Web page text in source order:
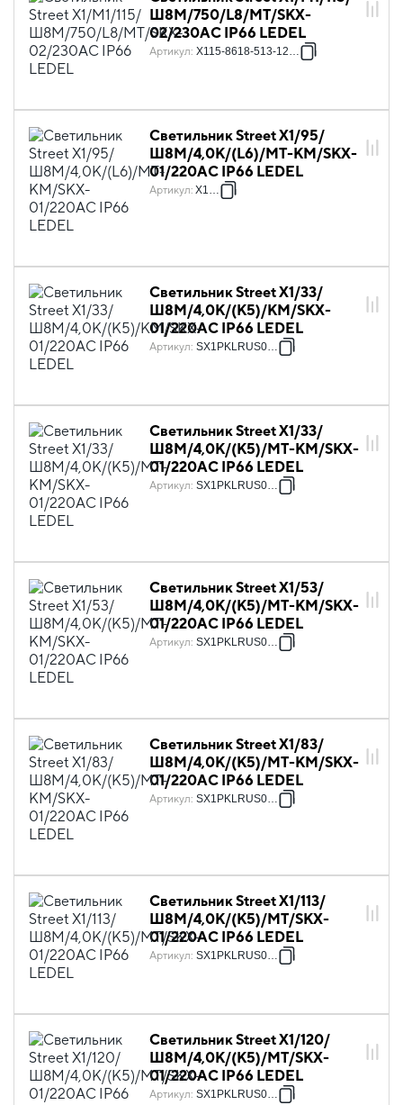
Ш8M/750/L8/MT/SKX-
02/230АС IP66 LEDEL
Артикул: X115-8618-513-12841
Светильник Street X1/95/
Ш8M/4,0К/(L6)/MT-КМ/SKX-
01/220AC IP66 LEDEL
Артикул: X1165
Светильник Street X1/33/
Ш8M/4,0К/(К5)/KM/SKX-
01/220AC IP66 LEDEL
Артикул: SX1PKLRUS0001
Светильник Street X1/33/
Ш8M/4,0К/(К5)/MT-KM/SKX-
01/220AC IP66 LEDEL
Артикул: SX1PKLRUS0002
Светильник Street X1/53/
Ш8M/4,0К/(К5)/MT-KM/SKX-
01/220AC IP66 LEDEL
Артикул: SX1PKLRUS0003
Светильник Street X1/83/
Ш8M/4,0К/(К5)/MT-KM/SKX-
01/220AC IP66 LEDEL
Артикул: SX1PKLRUS0005
Светильник Street X1/113/
Ш8M/4,0К/(К5)/MT/SKX-
01/220AC IP66 LEDEL
Артикул: SX1PKLRUS0007
Светильник Street X1/120/
Ш8M/4,0К/(К5)/MT/SKX-
01/220AC IP66 LEDEL
Артикул: SX1PKLRUS0008